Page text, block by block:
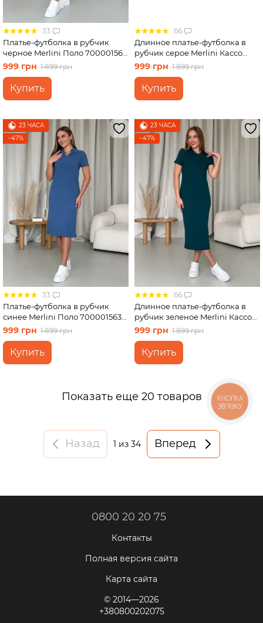
33
Платье-футболка в рубчик
черное Merlini Поло 700001561
размер S-M
999 грн 1 899 грн
Купить
66
Длинное платье-футболка в
рубчик серое Merlini Кассо
700000130 размер 46-48 (L-XL)
999 грн 1 899 грн
Купить
23 ЧАСА
−47%
33
Платье-футболка в рубчик
синее Merlini Поло 700001563
размер L-XL
999 грн 1 899 грн
Купить
23 ЧАСА
−47%
66
Длинное платье-футболка в
рубчик зеленое Merlini Кассо
700000132 размер 42-44 (S-M)
999 грн 1 899 грн
Купить
Показать еще 20 товаров
Назад 1 из 34 Вперед
0800 20 20 75
Контакты
Полная версия сайта
Карта сайта
© 2014—2026
+380800202075
КНОПКА
ЗВ'ЯЗКУ